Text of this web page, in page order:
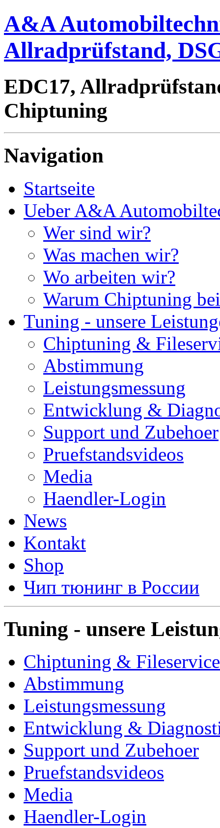
A&A
Allradprüfstand,
EDC17,
Chiptuning
Navigation
Startseite
Ueber A&A
Wer sind wir?
Was machen wir?
Wo arbeiten wir?
Warum Chiptuning
Tuning - unsere
Chiptuning &
Abstimmung
Leistungsmessung
Entwicklung &
Support und Zubehoer
Pruefstandsvideos
Media
Haendler-Login
News
Kontakt
Shop
Чип тюнинг в России
Tuning - unsere
Chiptuning & Fileservice
Abstimmung
Leistungsmessung
Entwicklung &
Support und Zubehoer
Pruefstandsvideos
Media
Haendler-Login